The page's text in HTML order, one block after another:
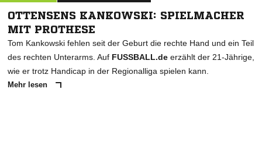
OTTENSENS KANKOWSKI: SPIELMACHER
MIT PROTHESE
Tom Kankowski fehlen seit der Geburt die rechte Hand und ein Teil
des rechten Unterarms. Auf FUSSBALL.de erzählt der 21-Jährige,
wie er trotz Handicap in der Regionalliga spielen kann.
Mehr lesen